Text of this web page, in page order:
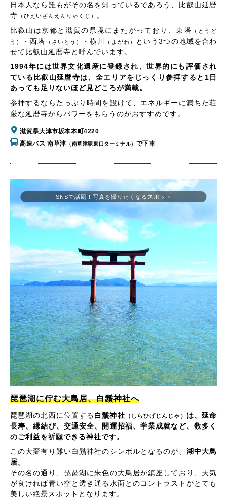
日本人なら誰もがその名を知っているであろう、比叡山延暦
寺 （ひえいざんえんりゃくじ） 。
比叡山は京都と滋賀の県境にまたがっており、東塔
（とうど
う）
・西塔 （さいとう） ・横川 （よがわ）
という3つの地域を合わ
せて比叡山延暦寺と呼んでいます。
1994年には世界文化遺産に登録され、世界的にも評価され
ている比叡山延暦寺は、全エリアをじっくり参拝すると1日
あっても足りないほど見どころが満載。
参拝するならたっぷり時間を設けて、エネルギーに満ちた荘
厳な延暦寺からパワーをもらうのがおすすめです。
滋賀県大津市坂本本町4220
高速バス 南草津 （南草津駅東口ターミナル） で下車
琵琶湖に佇む大鳥居、白鬚神社へ
琵琶湖の北西に位置する白鬚神社 （しらひげじんじゃ）
は、延命
長寿、縁結び、交通安全、開運招福、学業成就など、数多く
のご利益を祈願できる神社です。
この大変有り難い白鬚神社のシンボルとなるのが、 湖中大鳥
居。
その名の通り、琵琶湖に朱色の大鳥居が鎮座しており、天気
が良ければ青い空と透き通る水面とのコントラストがとても
美しい絶景スポットとなります。
SNSで話題！写真を撮りたくなるスポット